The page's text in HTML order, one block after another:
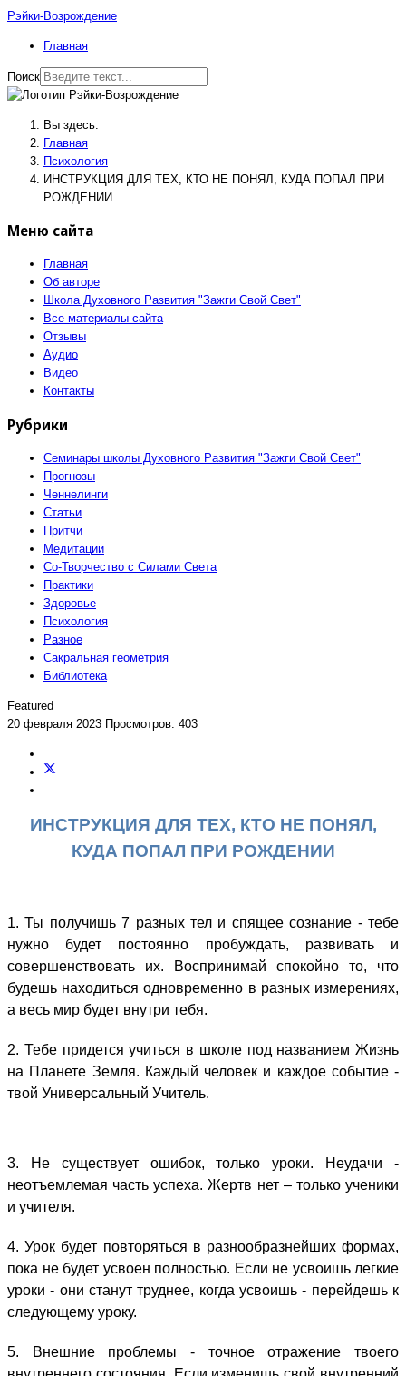
Рэйки-Возрождение
Главная
Поиск
Вы здесь:
Главная
Психология
ИНСТРУКЦИЯ ДЛЯ ТЕХ, КТО НЕ ПОНЯЛ, КУДА ПОПАЛ ПРИ
РОЖДЕНИИ
Меню сайта
Главная
Об авторе
Школа Духовного Развития "Зажги Свой Свет"
Все материалы сайта
Отзывы
Аудио
Видео
Контакты
Рубрики
Семинары школы Духовного Развития "Зажги Свой Свет"
Прогнозы
Ченнелинги
Статьи
Притчи
Медитации
Со-Творчество с Силами Света
Практики
Здоровье
Психология
Разное
Сакральная геометрия
Библиотека
Featured
20 февраля 2023 Просмотров: 403
ИНСТРУКЦИЯ ДЛЯ ТЕХ, КТО НЕ ПОНЯЛ,
КУДА ПОПАЛ ПРИ РОЖДЕНИИ
1. Ты получишь 7 разных тел и спящее сознание - тебе
нужно будет постоянно пробуждать, развивать и
совершенствовать их. Воспринимай спокойно то, что
будешь находиться одновременно в разных измерениях,
а весь мир будет внутри тебя.
2. Тебе придется учиться в школе под названием Жизнь
на Планете Земля. Каждый человек и каждое событие -
твой Универсальный Учитель.
3. Не существует ошибок, только уроки. Неудачи -
неотъемлемая часть успеха. Жертв нет – только ученики
и учителя.
4. Урок будет повторяться в разнообразнейших формах,
пока не будет усвоен полностью. Если не усвоишь легкие
уроки - они станут труднее, когда усвоишь - перейдешь к
следующему уроку.
5. Внешние проблемы - точное отражение твоего